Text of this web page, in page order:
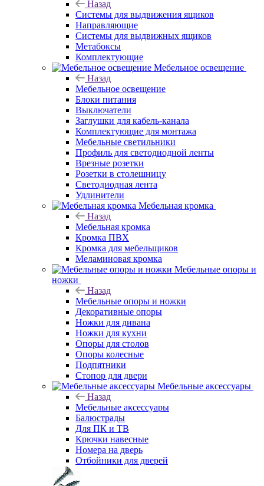
Назад
Системы для выдвижения ящиков
Направляющие
Системы для выдвижных ящиков
Метабоксы
Комплектующие
Мебельное освещение
Назад
Мебельное освещение
Блоки питания
Выключатели
Заглушки для кабель-канала
Комплектующие для монтажа
Мебельные светильники
Профиль для светодиодной ленты
Врезные розетки
Розетки в столешницу
Светодиодная лента
Удлинители
Мебельная кромка
Назад
Мебельная кромка
Кромка ПВХ
Кромка для мебельщиков
Меламиновая кромка
Мебельные опоры и
ножки
Назад
Мебельные опоры и ножки
Декоративные опоры
Ножки для дивана
Ножки для кухни
Опоры для столов
Опоры колесные
Подпятники
Стопор для двери
Мебельные аксессуары
Назад
Мебельные аксессуары
Балюстрады
Для ПК и ТВ
Крючки навесные
Номера на дверь
Отбойники для дверей